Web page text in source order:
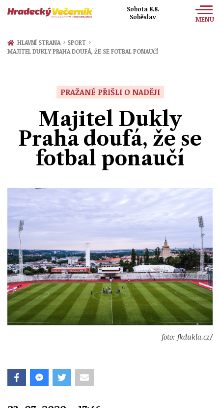
Sobota 8.8.
Soběslav
MENU
Zprávy
Společnost
HLAVNÍ STRANA › SPORT ›
MAJITEL DUKLY PRAHA DOUFÁ, ŽE SE FOTBAL PONAUČÍ
PRAŽANÉ PŘIŠLI O NADĚJI
Majitel Dukly
Praha doufá, že se
fotbal ponaučí
foto: fkdukla.cz/